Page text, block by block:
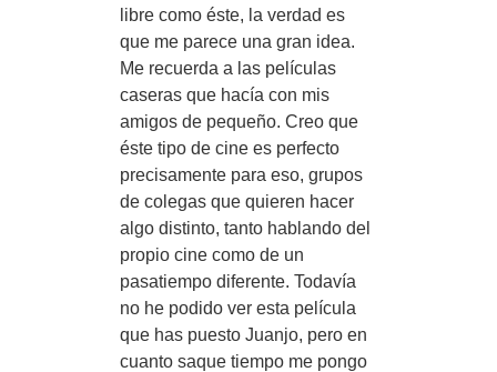
libre como éste, la verdad es
que me parece una gran idea.
Me recuerda a las películas
caseras que hacía con mis
amigos de pequeño. Creo que
éste tipo de cine es perfecto
precisamente para eso, grupos
de colegas que quieren hacer
algo distinto, tanto hablando del
propio cine como de un
pasatiempo diferente. Todavía
no he podido ver esta película
que has puesto Juanjo, pero en
cuanto saque tiempo me pongo